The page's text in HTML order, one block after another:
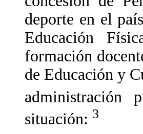
deporte en el
Educación
formación
de Educación y
administración
situación: 3